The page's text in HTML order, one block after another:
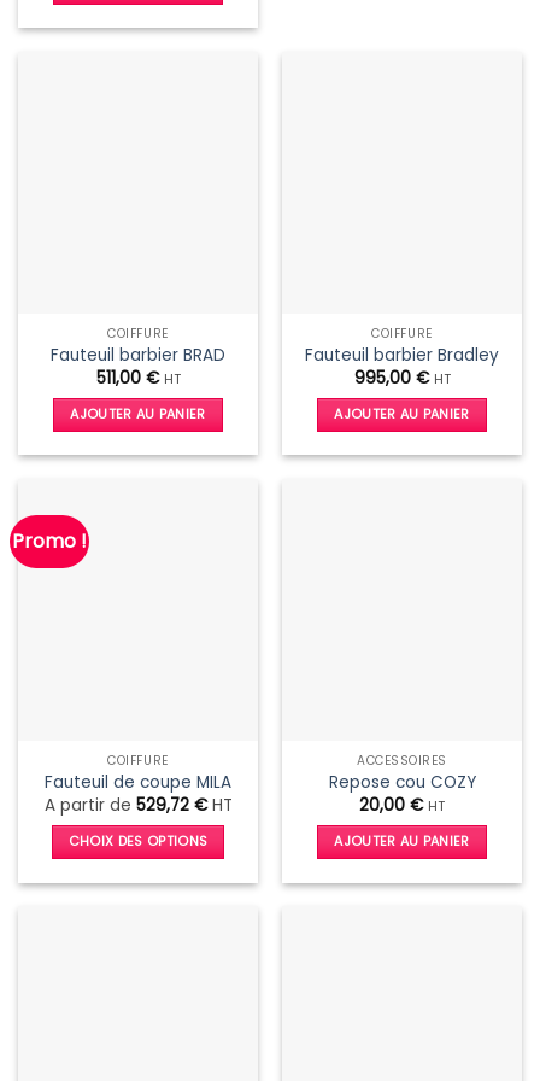
COIFFURE
Fauteuil barbier BRAD
511,00 € HT
AJOUTER AU PANIER
COIFFURE
Fauteuil barbier Bradley
995,00 € HT
AJOUTER AU PANIER
Promo !
COIFFURE
Fauteuil de coupe MILA
A partir de 529,72 €HT
CHOIX DES OPTIONS
ACCESSOIRES
Repose cou COZY
20,00 € HT
AJOUTER AU PANIER